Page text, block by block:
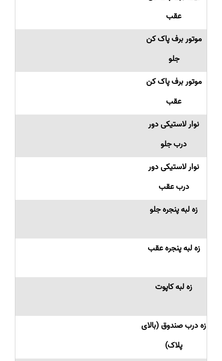
عقب
موتور برف پاک کن
جلو
موتور برف پاک کن
عقب
نوار لاستیکی دور
درب جلو
نوار لاستیکی دور
درب عقب
زه لبه پنجره جلو
زه لبه پنجره عقب
زه لبه کاپوت
زه درب صندوق (بالای
پلاک)